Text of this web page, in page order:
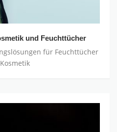
und Feuchttücher
für Feuchttücher